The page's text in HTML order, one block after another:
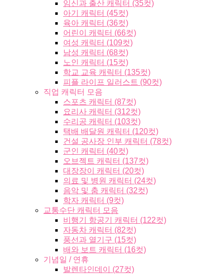
임신과 출산 캐릭터 (35컷)
아기 캐릭터 (45컷)
육아 캐릭터 (36컷)
어린이 캐릭터 (66컷)
여성 캐릭터 (109컷)
남성 캐릭터 (68컷)
노인 캐릭터 (15컷)
학교 교육 캐릭터 (135컷)
피플 라이프 일러스트 (90컷)
직업 캐릭터 모음
스포츠 캐릭터 (87컷)
요리사 캐릭터 (312컷)
수리공 캐릭터 (103컷)
택배 배달원 캐릭터 (120컷)
건설 공사장 인부 캐릭터 (78컷)
군인 캐릭터 (40컷)
오브젝트 캐릭터 (137컷)
대장장이 캐릭터 (20컷)
의료 및 병원 캐릭터 (24컷)
음악 및 춤 캐릭터 (32컷)
학자 캐릭터 (9컷)
교통수단 캐릭터 모음
비행기 항공기 캐릭터 (122컷)
자동차 캐릭터 (82컷)
풍선과 열기구 (15컷)
배와 보트 캐릭터 (16컷)
기념일 / 연휴
발렌타인데이 (27컷)